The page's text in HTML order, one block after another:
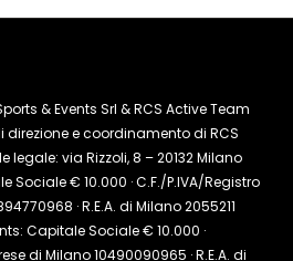
& Events Srl & RCS Active Team
e coordinamento di RCS
legale: via Rizzoli, 8 – 20132 Milano
Sociale € 10.000 · C.F./P.IVA/Registro
· R.E.A. di Milano 2055211
Capitale Sociale € 10.000 ·
di Milano 10490090965 · R.E.A. di